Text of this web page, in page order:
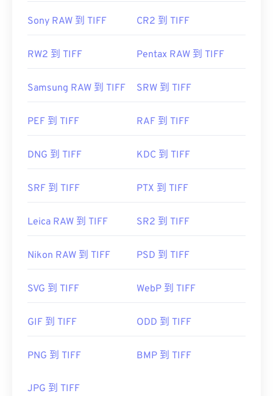
Sony RAW 到 TIFF CR2 到 TIFF
RW2 到 TIFF Pentax RAW 到 TIFF
Samsung RAW 到 TIFF SRW 到 TIFF
PEF 到 TIFF RAF 到 TIFF
DNG 到 TIFF KDC 到 TIFF
SRF 到 TIFF PTX 到 TIFF
Leica RAW 到 TIFF SR2 到 TIFF
Nikon RAW 到 TIFF PSD 到 TIFF
SVG 到 TIFF WebP 到 TIFF
GIF 到 TIFF ODD 到 TIFF
PNG 到 TIFF BMP 到 TIFF
JPG 到 TIFF